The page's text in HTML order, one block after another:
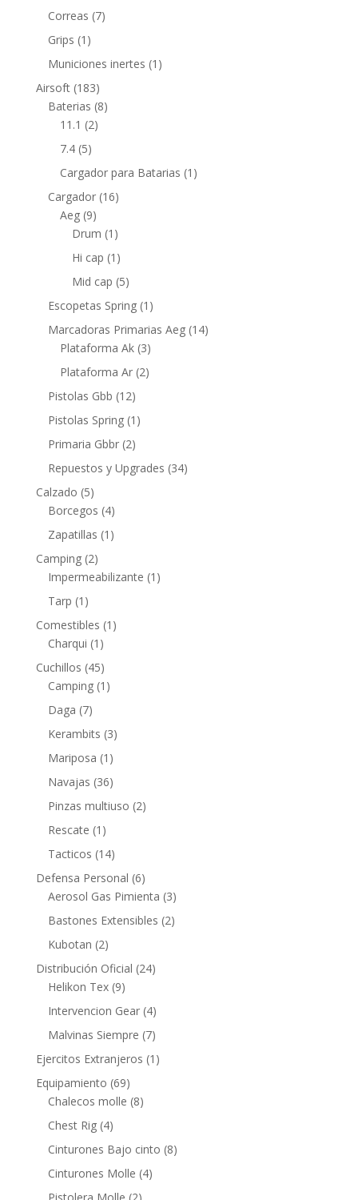
Correas (7)
Grips (1)
Municiones inertes (1)
Airsoft (183)
Baterias (8)
11.1 (2)
7.4 (5)
Cargador para Batarias (1)
Cargador (16)
Aeg (9)
Drum (1)
Hi cap (1)
Mid cap (5)
Escopetas Spring (1)
Marcadoras Primarias Aeg (14)
Plataforma Ak (3)
Plataforma Ar (2)
Pistolas Gbb (12)
Pistolas Spring (1)
Primaria Gbbr (2)
Repuestos y Upgrades (34)
Calzado (5)
Borcegos (4)
Zapatillas (1)
Camping (2)
Impermeabilizante (1)
Tarp (1)
Comestibles (1)
Charqui (1)
Cuchillos (45)
Camping (1)
Daga (7)
Kerambits (3)
Mariposa (1)
Navajas (36)
Pinzas multiuso (2)
Rescate (1)
Tacticos (14)
Defensa Personal (6)
Aerosol Gas Pimienta (3)
Bastones Extensibles (2)
Kubotan (2)
Distribución Oficial (24)
Helikon Tex (9)
Intervencion Gear (4)
Malvinas Siempre (7)
Ejercitos Extranjeros (1)
Equipamiento (69)
Chalecos molle (8)
Chest Rig (4)
Cinturones Bajo cinto (8)
Cinturones Molle (4)
Pistolera Molle (2)